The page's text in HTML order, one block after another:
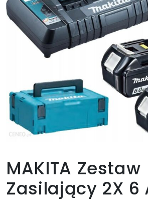
MAKITA Zestaw
Zasilający 2X 6